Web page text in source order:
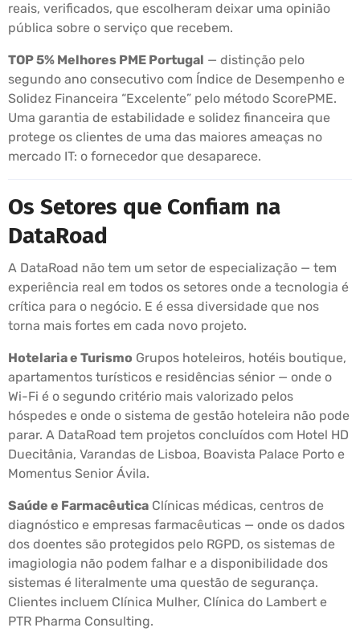
reais, verificados, que escolheram deixar uma opinião
pública sobre o serviço que recebem.
TOP 5% Melhores PME Portugal — distinção pelo
segundo ano consecutivo com Índice de Desempenho e
Solidez Financeira “Excelente” pelo método ScorePME.
Uma garantia de estabilidade e solidez financeira que
protege os clientes de uma das maiores ameaças no
mercado IT: o fornecedor que desaparece.
Os Setores que Confiam na
DataRoad
A DataRoad não tem um setor de especialização — tem
experiência real em todos os setores onde a tecnologia é
crítica para o negócio. E é essa diversidade que nos
torna mais fortes em cada novo projeto.
Hotelaria e Turismo Grupos hoteleiros, hotéis boutique,
apartamentos turísticos e residências sénior — onde o
Wi-Fi é o segundo critério mais valorizado pelos
hóspedes e onde o sistema de gestão hoteleira não pode
parar. A DataRoad tem projetos concluídos com Hotel HD
Duecitânia, Varandas de Lisboa, Boavista Palace Porto e
Momentus Senior Ávila.
Saúde e Farmacêutica Clínicas médicas, centros de
diagnóstico e empresas farmacêuticas — onde os dados
dos doentes são protegidos pelo RGPD, os sistemas de
imagiologia não podem falhar e a disponibilidade dos
sistemas é literalmente uma questão de segurança.
Clientes incluem Clínica Mulher, Clínica do Lambert e
PTR Pharma Consulting.